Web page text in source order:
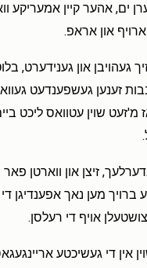
ים, אהער קיין אמעריקע
ארויף און אראפ.
געהויבן און גענידערט,
זענען געשפענדעט
מ'זעט שוין עטוואס ליכט
זיצן און ווארטן
ברויך מען נאך אפענדיגן
אויף די רעלסן.